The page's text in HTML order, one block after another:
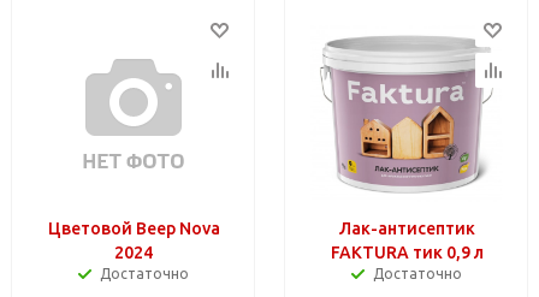
Цветовой Beep Nova
2024
Достаточно
Лак-антисептик
FAKTURA тик 0,9 л
Достаточно